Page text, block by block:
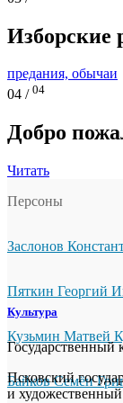
Изборские
предания, обычаи
04 / 04
Добро
Читать
Персоны
Заслонов
Пяткин Георгий
Кузьмин Матвей
Байков Семён
Культура
Государственный
Псковский
и